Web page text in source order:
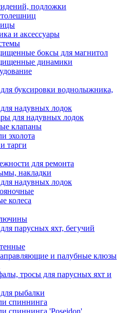
подложки
и аксессуары
боксы для магнитол
динамики
буксировки воднолыжника,
надувных лодок
для надувных лодок
клапаны
эхолота
тарги
для ремонта
накладки
надувных лодок
колеса
парусных яхт, бегучий
и палубные клюзы
тросы для парусных яхт и
рыбалки
спиннинга
спиннинга 'Poseidon'